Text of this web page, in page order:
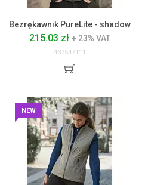
Bezrękawnik PureLite - shadow
215.03 zł + 23% VAT
437547111
NEW